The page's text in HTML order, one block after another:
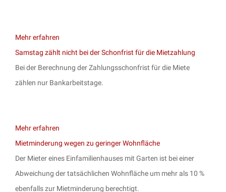
Mehr erfahren
Samstag zählt nicht bei der Schonfrist für die Mietzahlung
Bei der Berechnung der Zahlungsschonfrist für die Miete
zählen nur Bankarbeitstage.
Mehr erfahren
Mietminderung wegen zu geringer Wohnfläche
Der Mieter eines Einfamilienhauses mit Garten ist bei einer
Abweichung der tatsächlichen Wohnfläche um mehr als 10 %
ebenfalls zur Mietminderung berechtigt.